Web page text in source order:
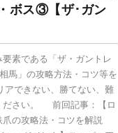
ボス③【ザ･ガン
素である「ザ・ガントレ
馬」の攻略方法・コツ等を
アできない、勝てない、難
ださい。 前回記事：【ロ
の攻略法・コツを解説